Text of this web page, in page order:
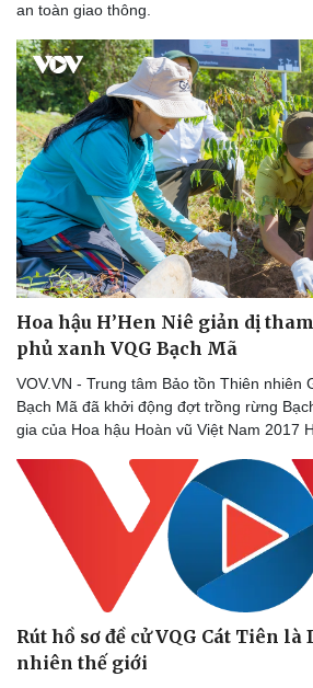
Tư vấn
Săn Tour
check-in
Câu
Cửa
Kể
Hạt
an toàn giao thông.
Hoa hậu H’Hen Niê giản dị
phủ xanh VQG Bạch Mã
VOV.VN - Trung tâm Bảo tồn Thiên nhiên
Bạch Mã đã khởi động đợt trồng rừng
gia của Hoa hậu Hoàn vũ Việt Nam 2017
Rút hồ sơ đề cử VQG Cát Tiên
nhiên thế giới